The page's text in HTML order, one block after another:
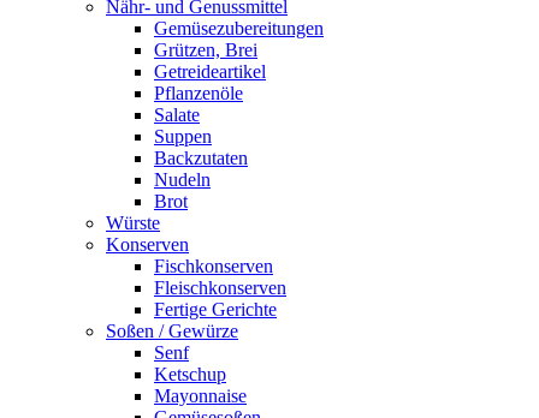
Nähr- und Genussmittel
Gemüsezubereitungen
Grützen, Brei
Getreideartikel
Pflanzenöle
Salate
Suppen
Backzutaten
Nudeln
Brot
Würste
Konserven
Fischkonserven
Fleischkonserven
Fertige Gerichte
Soßen / Gewürze
Senf
Ketschup
Mayonnaise